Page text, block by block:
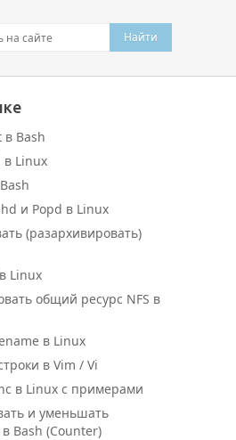
Bash
в Linux
и Popd в Linux
(разархивировать)
Linux
общий ресурс NFS в
в Linux
в Vim / Vi
в Linux с примерами
и уменьшать
Bash (Counter)